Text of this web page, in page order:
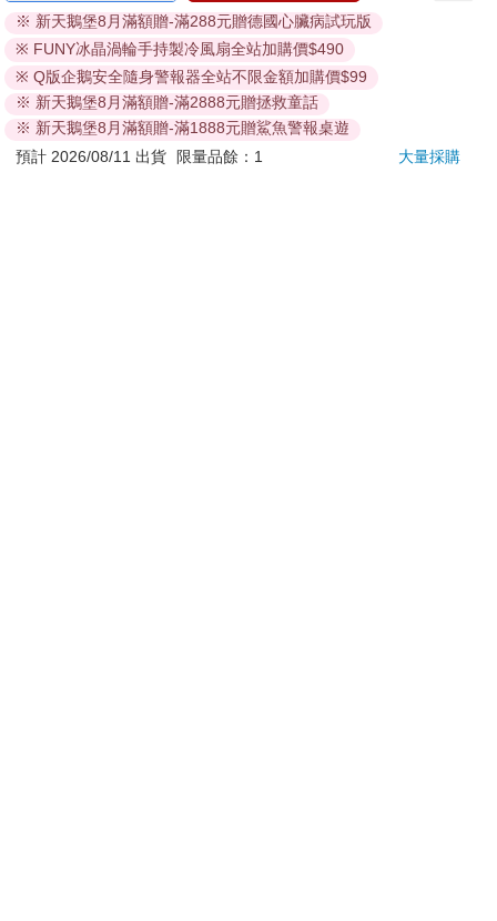
意！收件地址請勿為郵政信箱。
商品將由廠商透過貨運或是郵局寄送。消費者訂購之商品若
無法送達，經電話或 E-mail無法聯繫逾三天者，本公司將取
消該筆訂單，並且全額退款。
當廠商出貨後，您會收到E-mail出貨通知，您也可透過【
單查詢】確認出貨情況。
※ 新天鵝堡8月滿額贈-滿288元贈德國心臟病試玩版
※ FUNY冰晶渦輪手持製冷風扇全站加購價$490
※ Q版企鵝安全隨身警報器全站不限金額加購價$99
※ 新天鵝堡8月滿額贈-滿2888元贈拯救童話
※ 新天鵝堡8月滿額贈-滿1888元贈鯊魚警報桌遊
預計 2026/08/11 出貨
限量品餘：1 大量採購